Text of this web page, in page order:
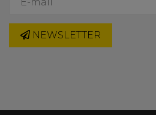
NEWSLETTER